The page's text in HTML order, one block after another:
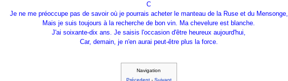
C
Je ne me préoccupe pas de savoir où je pourrais acheter le manteau de la Ruse et du Mensonge,
Mais je suis toujours à la recherche de bon vin. Ma chevelure est blanche.
J'ai soixante-dix ans. Je saisis l'occasion d'être heureux aujourd'hui,
Car, demain, je n'en aurai peut-être plus la force.
Navigation
Précedent- Suivant